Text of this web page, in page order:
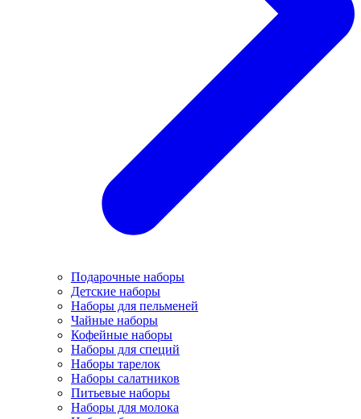
Подарочные наборы
Детские наборы
Наборы для пельменей
Чайные наборы
Кофейные наборы
Наборы для специй
Наборы тарелок
Наборы салатников
Питьевые наборы
Наборы для молока